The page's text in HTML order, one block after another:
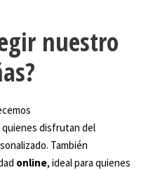
nuestro
quienes disfrutan del
También
online, ideal para quienes